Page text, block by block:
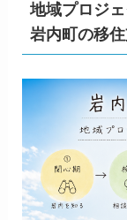
地域プロジ
岩内町の移